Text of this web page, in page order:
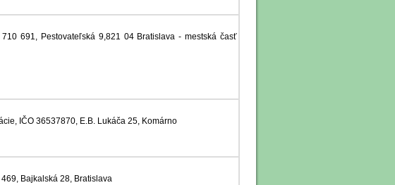
710 691, Pestovateľská 9,821 04 Bratislava - mestská časť
IČO 36537870, E.B. Lukáča 25, Komárno
Bajkalská 28, Bratislava